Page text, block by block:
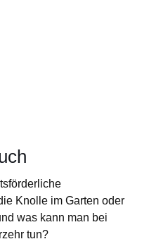
Knolle im Garten oder
was kann man bei
tun?